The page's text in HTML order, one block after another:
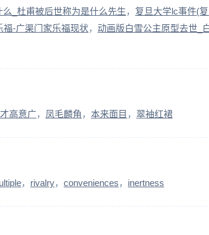
_杜甫被后世称为是什么先生
复旦大学lc事件(
福-广渠门家乐福现状
动画版白雪公主原型去世_
才高意广 凤毛麟角 本来面目 翠袖红裙
rivalry conveniences inertness